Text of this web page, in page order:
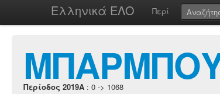
Ελληνικά ΕΛΟ Περί
Περίοδος 2019A : 0 -> 1068